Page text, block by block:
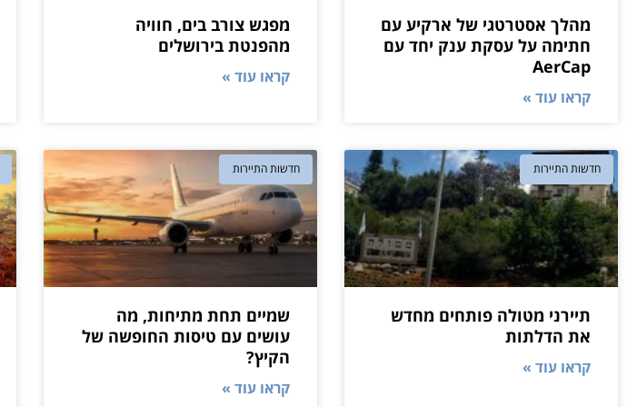
מהלך אסטרטגי של ארקיע עם
חתימה על עסקת ענק יחד עם
AerCap
קראו עוד »
מפגש צורב בים, חוויה
מהפנטת בירושלים
קראו עוד »
חדשות התיירות
תיירני מטולה פותחים מחדש
את הדלתות
קראו עוד »
חדשות התיירות
שמיים תחת מתיחות, מה
עושים עם טיסות החופשה של
הקיץ?
קראו עוד »